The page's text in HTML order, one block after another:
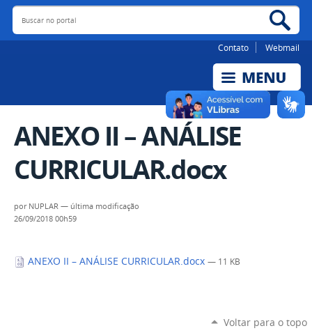
Buscar no portal
Contato Webmail
ANEXO II – ANÁLISE
CURRICULAR.docx
por NUPLAR — última modificação
26/09/2018 00h59
ANEXO II – ANÁLISE CURRICULAR.docx — 11 KB
Voltar para o topo